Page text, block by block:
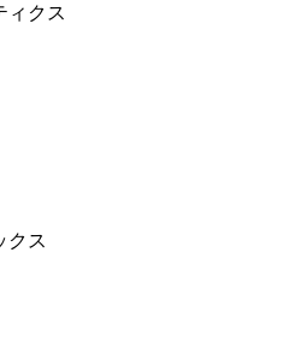
ィクス
クス